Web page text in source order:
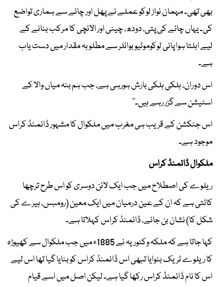
بھی تھی۔ مہمان نواز لوکو عملے نے پھل اور چائے سے ہماری تواضع
کی۔ یہاں چائے کی پتی، دودھ، چینی اور الائچی کا مرکب بنانے کے
لیے ابلتا ہوا پانی لوکوموٹیو بوائلر سے مطلوبہ مقدار میں دست یاب
ہے۔
اس دوران، ہلکی ہلکی بارش ہورہی ہے، جب ہم بنہ میاں والا کے
اسٹیشن سے گزر رہے ہیں۔‘‘
اس جنکشن کے قریب ہی مغرب میں ملکوال کا مشہور ڈائمنڈ کراس
موجود ہے۔
ملکوال ڈائمنڈ کراس
ریلوے کی اصطلاح میں جب ایک لائن دوسری کو اس طرح ترچھا
کاٹتی ہے کہ ان کے عین درمیان میں ایک معین (رومبس، ہیرے کی
شکل کا) نشان بن جائے، ڈائمنڈ کراس کہلاتا ہے۔
کہا جاتا ہے کہ ملکہ وکٹوریہ نے 1885ء میں جب ملکوال سے کھیوڑہ
کا ریلوے ٹریک بنوایا تبھی اس ڈائمنڈ کراس کو بنایا گیا تھا اس لیے
اس کا نام ڈائمنڈ کراس رکھا گیا ہے۔ لیکن اصل میں اسے قیام